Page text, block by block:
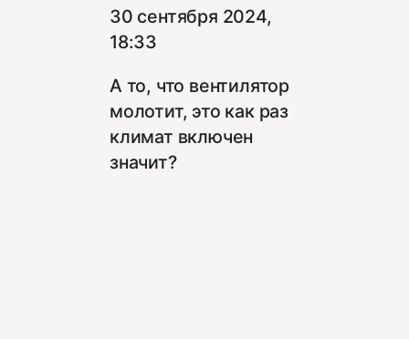
30 сентября 2024,
18:33
А то, что вентилятор
молотит, это как раз
климат включен
значит?